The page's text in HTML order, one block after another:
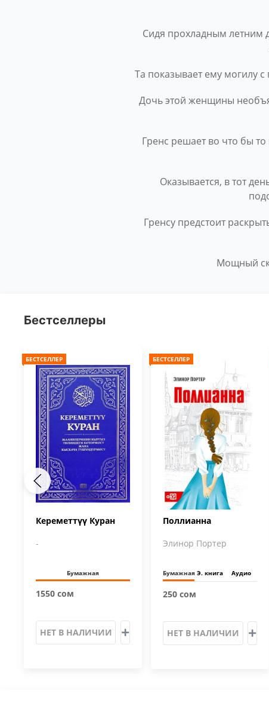
Сидя прохладным летним
Та показывает ему могилу
Дочь этой женщины
Гренс решает во что бы то
Оказывается, в тот
Гренсу предстоит
Мощный
Бестселлеры
БЕСТСЕЛЛЕР
Кереметтүү Куран
-
Бумажная
1550 сом
НЕТ В НАЛИЧИИ
БЕСТСЕЛЛЕР
Поллианна
Элинор Портер
Бумажная Э. книга Аудио
250 сом
НЕТ В НАЛИЧИИ